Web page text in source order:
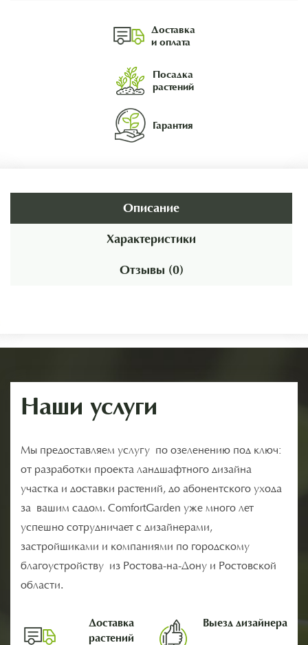
Доставка
и оплата
Посадка
растений
Гарантия
Описание
Характеристики
Отзывы (0)
Наши услуги
Мы предоставляем услугу по озеленению под ключ:
от разработки проекта ландшафтного дизайна
участка и доставки растений, до абонентского ухода
за вашим садом. ComfortGarden уже много лет
успешно сотрудничает с дизайнерами,
застройщиками и компаниями по городскому
благоустройству из Ростова-на-Дону и Ростовской
области.
Доставка
растений
Выезд дизайнера